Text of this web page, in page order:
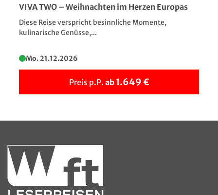
VIVA TWO – Weihnachten im Herzen Europas
Diese Reise verspricht besinnliche Momente,
kulinarische Genüsse,...
Mo. 21.12.2026
Preis p.P. ab 1.649 €